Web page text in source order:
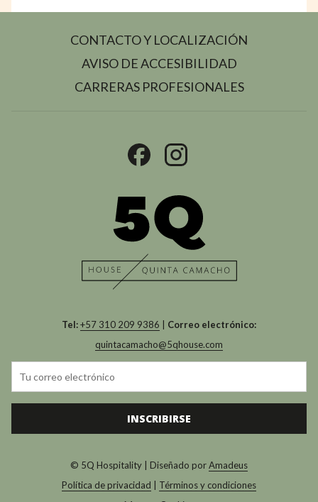
CONTACTO Y LOCALIZACIÓN
AVISO DE ACCESIBILIDAD
CARRERAS PROFESIONALESABRE
Tel:+57 310 209 9386
Correo electrónico:
quintacamacho@5qhouse.com
INSCRIBIRSE
© 5Q Hospitality | Diseñado porAmadeus
Política de privacidad
Términos y condiciones